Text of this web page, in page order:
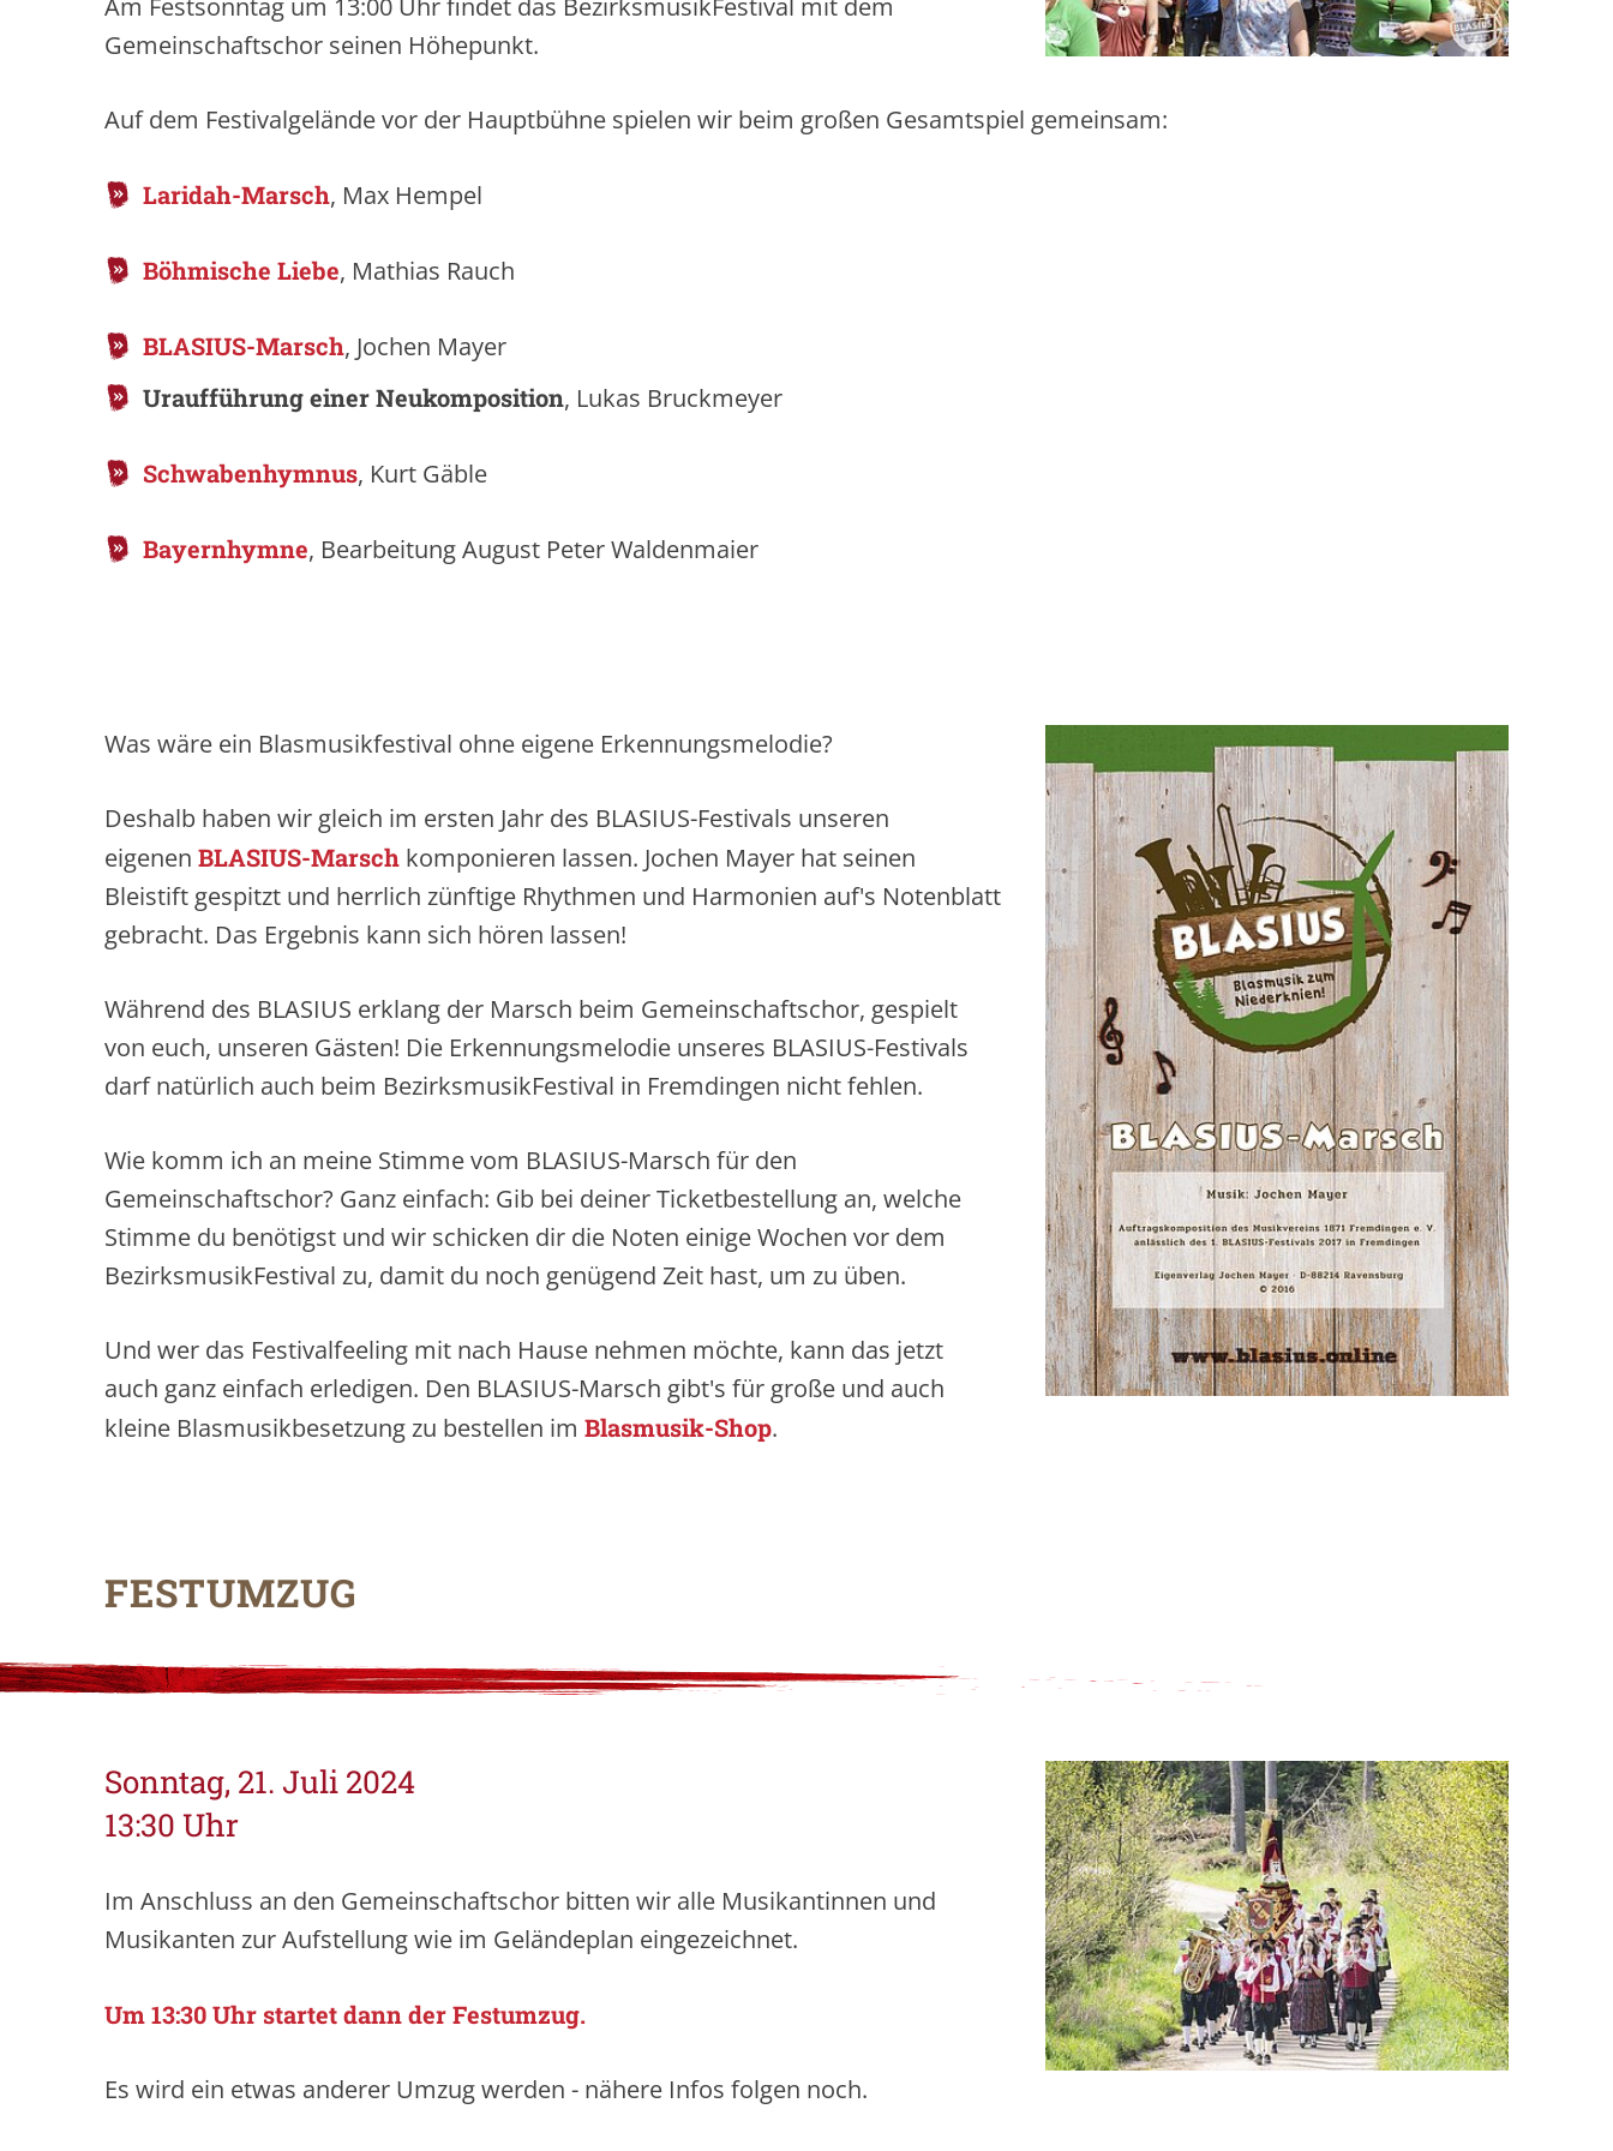
Am Festsonntag um 13:00 Uhr findet das BezirksmusikFestival mit dem
Gemeinschaftschor seinen Höhepunkt.
Auf dem Festivalgelände vor der Hauptbühne spielen wir beim großen Gesamtspiel gemeinsam:
Laridah-Marsch, Max Hempel
Böhmische Liebe, Mathias Rauch
BLASIUS-Marsch, Jochen Mayer
Uraufführung einer Neukomposition, Lukas Bruckmeyer
Schwabenhymnus, Kurt Gäble
Bayernhymne, Bearbeitung August Peter Waldenmaier
Was wäre ein Blasmusikfestival ohne eigene Erkennungsmelodie?
Deshalb haben wir gleich im ersten Jahr des BLASIUS-Festivals unseren
eigenen BLASIUS-Marsch komponieren lassen. Jochen Mayer hat seinen
Bleistift gespitzt und herrlich zünftige Rhythmen und Harmonien auf's Notenblatt
gebracht. Das Ergebnis kann sich hören lassen!
Während des BLASIUS erklang der Marsch beim Gemeinschaftschor, gespielt
von euch, unseren Gästen! Die Erkennungsmelodie unseres BLASIUS-Festivals
darf natürlich auch beim BezirksmusikFestival in Fremdingen nicht fehlen.
Wie komm ich an meine Stimme vom BLASIUS-Marsch für den
Gemeinschaftschor? Ganz einfach: Gib bei deiner Ticketbestellung an, welche
Stimme du benötigst und wir schicken dir die Noten einige Wochen vor dem
BezirksmusikFestival zu, damit du noch genügend Zeit hast, um zu üben.
Und wer das Festivalfeeling mit nach Hause nehmen möchte, kann das jetzt
auch ganz einfach erledigen. Den BLASIUS-Marsch gibt's für große und auch
kleine Blasmusikbesetzung zu bestellen im Blasmusik-Shop.
FESTUMZUG
Sonntag, 21. Juli 2024
13:30 Uhr
Im Anschluss an den Gemeinschaftschor bitten wir alle Musikantinnen und
Musikanten zur Aufstellung wie im Geländeplan eingezeichnet.
Um 13:30 Uhr startet dann der Festumzug.
Es wird ein etwas anderer Umzug werden - nähere Infos folgen noch.